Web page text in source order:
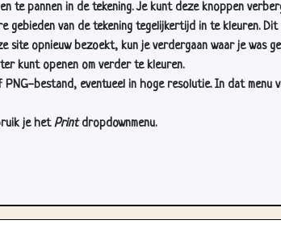
te pannen in de tekening. Je kunt deze knoppen
van de tekening tegelijkertijd in te kleuren. Dit
site opnieuw bezoekt, kun je verdergaan waar je was
kunt openen om verder te kleuren.
bestand, eventueel in hoge resolutie. In dat
je hetPrintdropdownmenu.